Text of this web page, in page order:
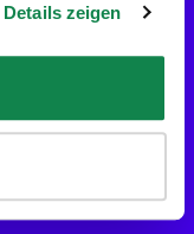
Details zeigen